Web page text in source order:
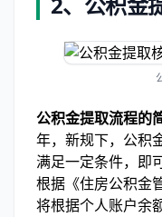
公积金提取流程的
年，新规下，公积
满足一定条件，即
根据《住房公积金
将根据个人账户余